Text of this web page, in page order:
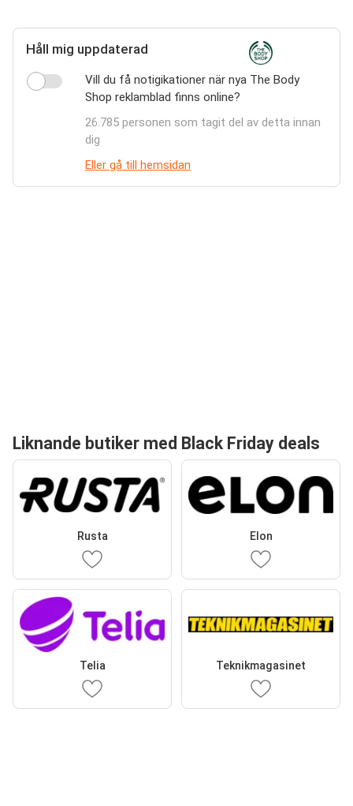
Håll mig uppdaterad
Vill du få notigikationer när nya The Body
Shop reklamblad finns online?
26.785 personen som tagit del av detta innan
dig
Eller gå till hemsidan
Liknande butiker med Black Friday deals
Rusta Elon
Telia Teknikmagasinet